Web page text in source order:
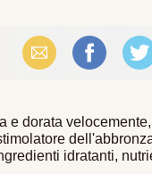
Email FacebookX
e dorata
idratanti,